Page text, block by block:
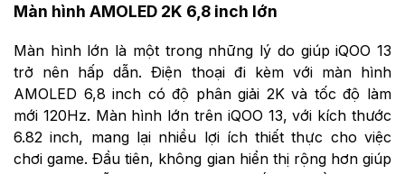
Màn hình AMOLED 2K 6,8 inch lớn
Màn hình lớn là một trong những lý do giúp iQOO 13
trở nên hấp dẫn. Điện thoại đi kèm với màn hình
AMOLED 6,8 inch có độ phân giải 2K và tốc độ làm
mới 120Hz. Màn hình lớn trên iQOO 13, với kích thước
6.82 inch, mang lại nhiều lợi ích thiết thực cho việc
chơi game. Đầu tiên, không gian hiển thị rộng hơn giúp